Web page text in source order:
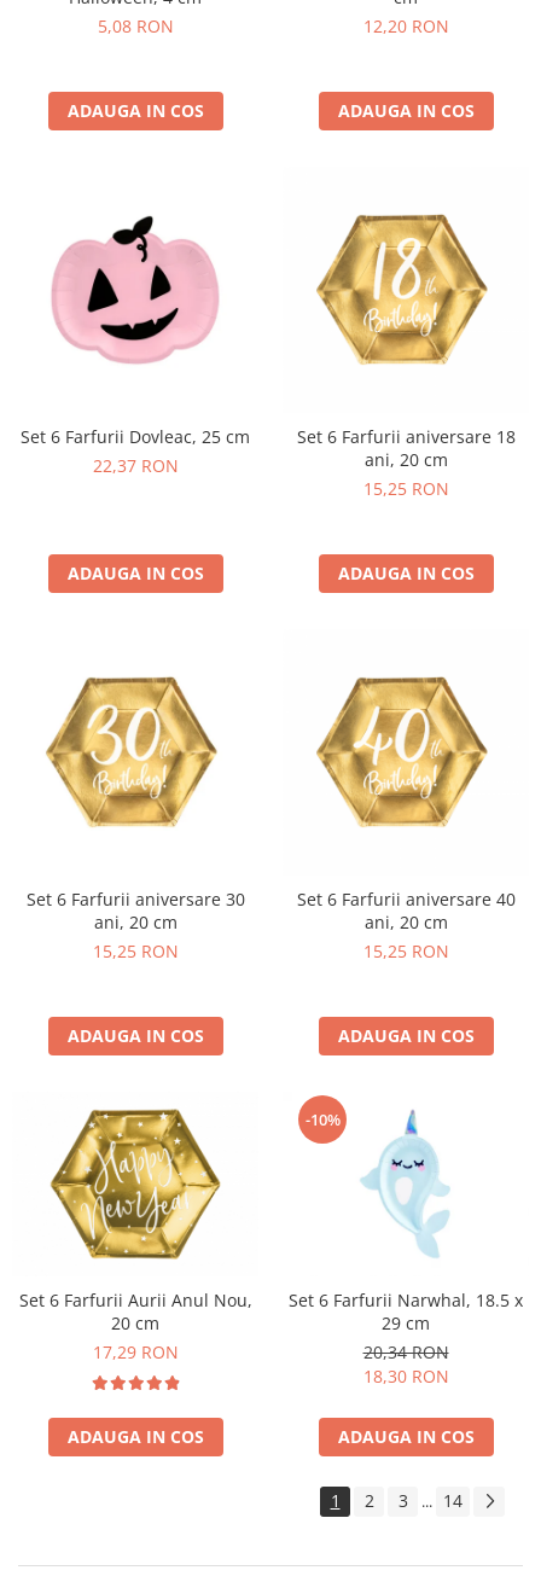
5,08 RON
ADAUGA IN COS
12,20 RON
ADAUGA IN COS
Set 6 Farfurii Dovleac, 25 cm
22,37 RON
ADAUGA IN COS
Set 6 Farfurii aniversare 18
ani, 20 cm
15,25 RON
ADAUGA IN COS
Set 6 Farfurii aniversare 30
ani, 20 cm
15,25 RON
ADAUGA IN COS
Set 6 Farfurii aniversare 40
ani, 20 cm
15,25 RON
ADAUGA IN COS
Set 6 Farfurii Aurii Anul Nou,
20 cm
17,29 RON
ADAUGA IN COS
-10%
Set 6 Farfurii Narwhal, 18.5 x
29 cm
20,34 RON
18,30 RON
ADAUGA IN COS
1 2 3 ... 14